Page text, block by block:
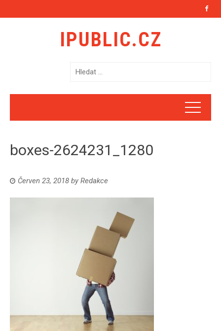
IPUBLIC.CZ
v
í
boxes-2624231_1280
Červen 23, 2018 by Redakce